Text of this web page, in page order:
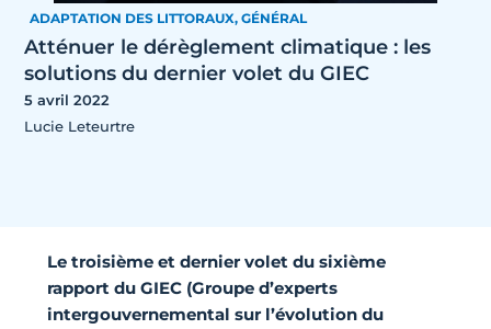
ADAPTATION DES LITTORAUX,GÉNÉRAL
Atténuer le dérèglement climatique : les
solutions du dernier volet du GIEC
5 avril 2022
Lucie Leteurtre
Le troisième et dernier volet du sixième
rapport du GIEC (Groupe d’experts
intergouvernemental sur l’évolution du